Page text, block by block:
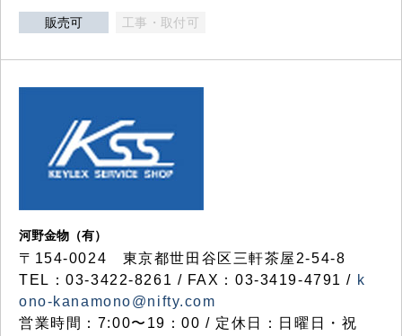
販売可 工事・取付可
河野金物（有）
〒154-0024 東京都世田谷区三軒茶屋2-54-8
TEL：03-3422-8261 / FAX：03-3419-4791 / k
ono-kanamono@nifty.com
営業時間：7:00〜19：00 / 定休日：日曜日・祝